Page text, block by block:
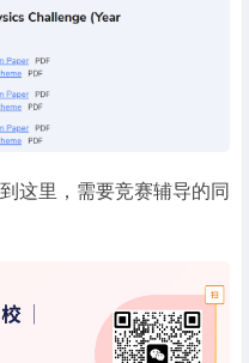
这里，需要竞赛辅导的同